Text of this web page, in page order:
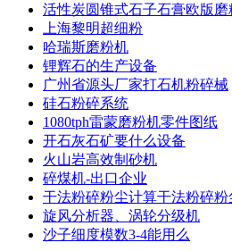
活性炭圆锥式石子石膏欧版
上海黎明超细粉
哈瑞斯磨粉机
锂辉石的生产设备
广州省源头厂家打石机粉碎械
硅石粉碎系统
1080tph雷蒙磨粉机零件图纸
开石灰石矿要什么设备
火山岩高效制砂机
碎煤机-出口企业
干法粉碎粉尘计算干法粉碎
旋风分析器、涡轮分级机
沙子细度模数3-4能用么